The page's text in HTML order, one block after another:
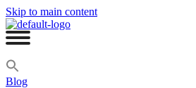
Skip to main content
Blog